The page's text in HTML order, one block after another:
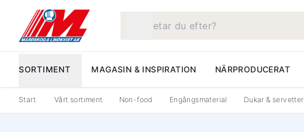
SORTIMENT MAGASIN & INSPIRATION NÄRPRODUCERAT
Start Vårt sortiment Non-food Engångsmaterial Dukar & servetter